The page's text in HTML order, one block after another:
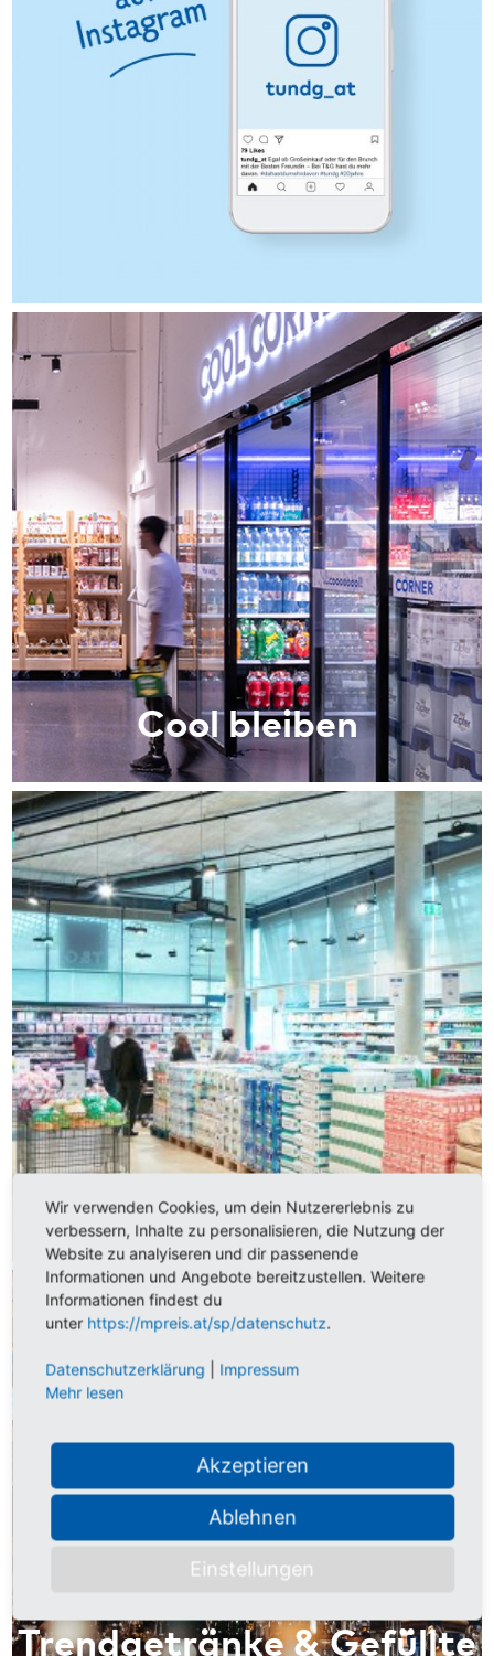
Cool bleiben
T&G - Das sind wir
Trendgetränke & Gefüllte
Wir verwenden Cookies, um dein Nutzererlebnis zu
verbessern, Inhalte zu personalisieren, die Nutzung der
Website zu analyiseren und dir passenende
Informationen und Angebote bereitzustellen. Weitere
Informationen findest du
unter https://mpreis.at/sp/datenschutz.
Datenschutzerklärung
Impressum
Mehr lesen
Akzeptieren
Ablehnen
Einstellungen